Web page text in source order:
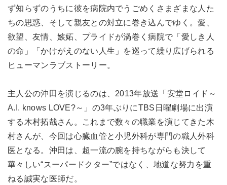
ず知らずのうちに彼を病院内でうごめくさまざまな人た
ちの思惑、そして親友との対立に巻き込んでゆく。愛、
欲望、友情、嫉妬、プライドが渦巻く病院で「愛しき人
の命」「かけがえのない人生」を巡って繰り広げられる
ヒューマンラブストーリー。
主人公の沖田を演じるのは、2013年放送「安堂ロイド～
A.I. knows LOVE?～」の3年ぶりにTBS日曜劇場に出演
する木村拓哉さん。これまで数々の職業を演じてきた木
村さんが、今回は心臓血管と小児外科が専門の職人外科
医となる。沖田は、超一流の腕を持ちながらも決して
華々しい“スーパードクター”ではなく、地道な努力を重
ねる誠実な医師だ。